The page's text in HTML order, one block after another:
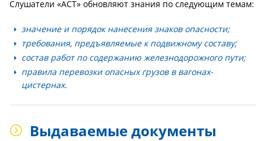
Слушатели «АСТ» обновляют знания по следующим темам:
значение и порядок нанесения знаков опасности;
требования, предъявляемые к подвижному составу;
состав работ по содержанию железнодорожного пути;
правила перевозки опасных грузов в вагонах-
цистернах.
Выдаваемые документы